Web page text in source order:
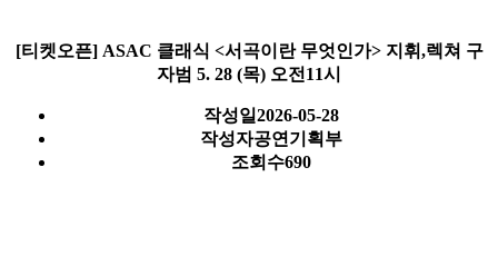
[티켓오픈] ASAC 클래식 <서곡이란 무엇인가> 지휘,렉쳐 구
자범 5. 28 (목) 오전11시
작성일2026-05-28
작성자공연기획부
조회수690